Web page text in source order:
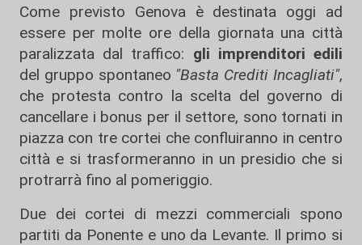
Come previsto Genova è destinata oggi ad
essere per molte ore della giornata una città
paralizzata dal traffico: gli imprenditori edili
del gruppo spontaneo "Basta Crediti Incagliati",
che protesta contro la scelta del governo di
cancellare i bonus per il settore, sono tornati in
piazza con tre cortei che confluiranno in centro
città e si trasformeranno in un presidio che si
protrarrà fino al pomeriggio.
Due dei cortei di mezzi commerciali spono
partiti da Ponente e uno da Levante. Il primo si